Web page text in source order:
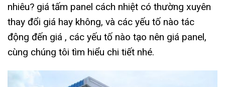
nhiêu? giá tấm panel cách nhiệt có thường xuyên
thay đổi giá hay không, và các yếu tố nào tác
động đến giá , các yếu tố nào tạo nên giá panel,
cùng chúng tôi tìm hiểu chi tiết nhé.